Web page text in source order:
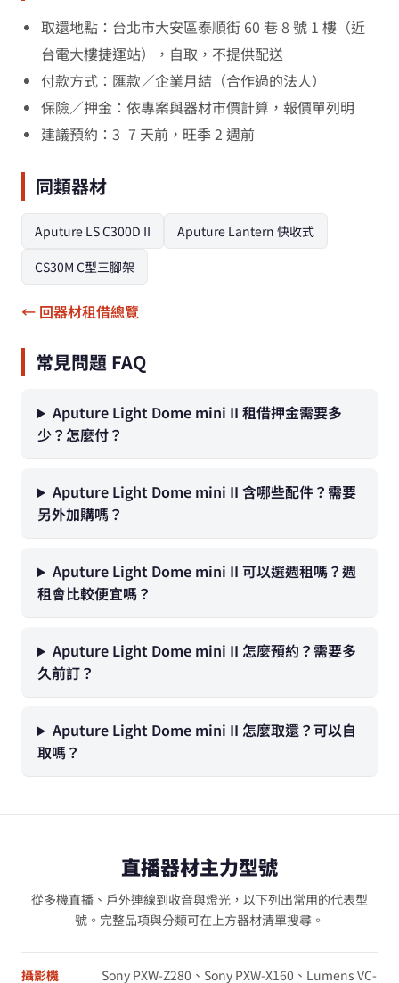
取還地點：台北市大安區泰順街 60 巷 8 號 1 樓（近
台電大樓捷運站），自取，不提供配送
付款方式：匯款／企業月結（合作過的法人）
保險／押金：依專案與器材市價計算，報價單列明
建議預約：3–7 天前，旺季 2 週前
同類器材
Aputure LS C300D II
Aputure Lantern 快收式
CS30M C型三腳架
← 回器材租借總覽
常見問題 FAQ
Aputure Light Dome mini II 租借押金需要多
少？怎麼付？
Aputure Light Dome mini II 含哪些配件？需要
另外加購嗎？
Aputure Light Dome mini II 可以選週租嗎？週
租會比較便宜嗎？
Aputure Light Dome mini II 怎麼預約？需要多
久前訂？
Aputure Light Dome mini II 怎麼取還？可以自
取嗎？
直播器材主力型號
從多機直播、戶外連線到收音與燈光，以下列出常用的代表型
號。完整品項與分類可在上方器材清單搜尋。
攝影機 Sony PXW-Z280、Sony PXW-X160、Lumens VC-